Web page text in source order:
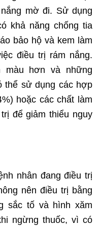
mờ đi. Sử dụng
khả năng chống tia
bảo hộ và kem làm
điều trị rám nắng.
màu hơn và những
thể sử dụng các hợp
hoặc các chất làm
để giảm thiểu nguy
nhân đang điều trị
nên điều trị bằng
sắc tố và hình xăm
ngừng thuốc, vì có